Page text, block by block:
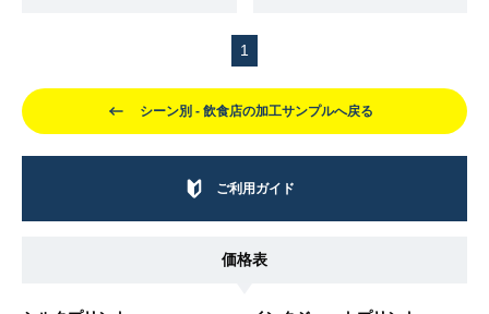
ご利用ガイド
価格表
1
シーン別 - 飲食店の加工サンプルへ戻る